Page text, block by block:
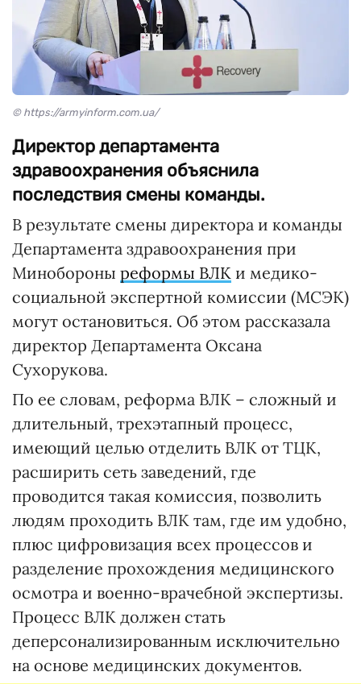
© https://armyinform.com.ua/
Директор департамента
здравоохранения объяснила
последствия смены команды.
В результате смены директора и команды
Департамента здравоохранения при
Минобороны реформы ВЛК и медико-
социальной экспертной комиссии (МСЭК)
могут остановиться. Об этом рассказала
директор Департамента Оксана
Сухорукова.
По ее словам, реформа ВЛК – сложный и
длительный, трехэтапный процесс,
имеющий целью отделить ВЛК от ТЦК,
расширить сеть заведений, где
проводится такая комиссия, позволить
людям проходить ВЛК там, где им удобно,
плюс цифровизация всех процессов и
разделение прохождения медицинского
осмотра и военно-врачебной экспертизы.
Процесс ВЛК должен стать
деперсонализированным исключительно
на основе медицинских документов.